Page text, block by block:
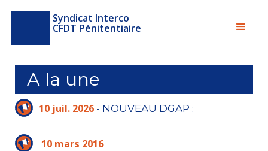
Syndicat Interco
CFDT Pénitentiaire
A la une
10 juil. 2026 - NOUVEAU DGAP :
L'ADMINISTRATION PÉNITENTIAIRE N'A PLUS
LE TEMPS D'ATTENDRE
10 mars 2016